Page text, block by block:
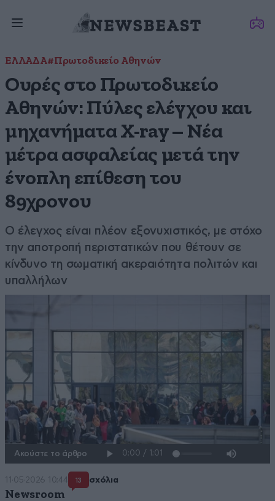
ΕΛΛΑΔΑ#Πρωτοδικείο Αθηνών
Ουρές στο Πρωτοδικείο
Αθηνών: Πύλες ελέγχου και
μηχανήματα X-ray – Νέα
μέτρα ασφαλείας μετά την
ένοπλη επίθεση του
89χρονου
Ο έλεγχος είναι πλέον εξονυχιστικός, με στόχο
την αποτροπή περιστατικών που θέτουν σε
κίνδυνο τη σωματική ακεραιότητα πολιτών και
υπαλλήλων
Ακούστε το άρθρο
11·05·2026 10:44 13 σχόλια
Newsroom